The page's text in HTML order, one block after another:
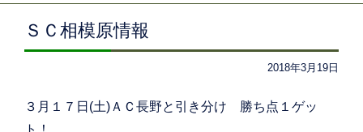
ＳＣ相模原情報
2018年3月19日
３月１７日(土)ＡＣ長野と引き分け 勝ち点１ゲッ
ト！